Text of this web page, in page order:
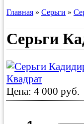
Главная » Серьги »
Серьги
Цена: 4 000 руб.